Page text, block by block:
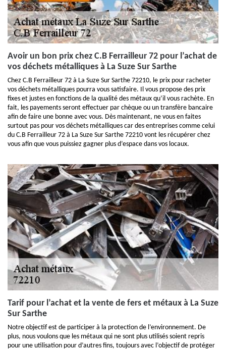
Avoir un bon prix chez C.B Ferrailleur 72 pour l’achat de
vos déchets métalliques à La Suze Sur Sarthe
Chez C.B Ferrailleur 72 à La Suze Sur Sarthe 72210, le prix pour racheter
vos déchets métalliques pourra vous satisfaire. Il vous propose des prix
fixes et justes en fonctions de la qualité des métaux qu’il vous rachète. En
fait, les payements seront effectuer par chèque ou un transfère bancaire
afin de faire une bonne avec vous. Dès maintenant, ne vous en faites
surtout pas pour vos déchets métalliques car des entreprises comme celui
du C.B Ferrailleur 72 à La Suze Sur Sarthe 72210 vont les récupérer chez
vous afin que vous puissiez gagner plus d’espace dans vos locaux.
Tarif pour l’achat et la vente de fers et métaux à La Suze
Sur Sarthe
Notre objectif est de participer à la protection de l’environnement. De
plus, nous voulons que les métaux qui ne sont plus utilisés soient repris
pour une utilisation pour d’autres fins, toujours avec l’objectif de protéger